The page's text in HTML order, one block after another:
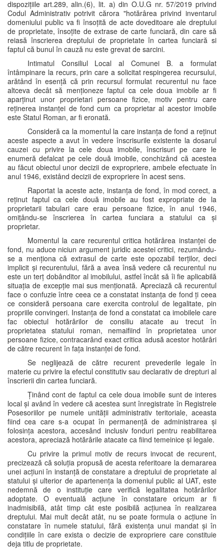
dispozițiile art.289, alin.(6), lit. a) din O.U.G nr. 57/2019 privind
Codul Administrativ potrivit cărora "hotărârea privind inventarul
domeniului public va fi însoțită de acte doveditoare ale dreptului
de proprietate, însoțite de extrase de carte funciară, din care să
reiasă înscrierea dreptului de proprietate în cartea funciară si
faptul că bunul în cauză nu este grevat de sarcini.
Intimatul Consiliul Local al Comunei B. a formulat
întâmpinare la recurs, prin care a solicitat respingerea recursului,
arătând în esență că prin recursul formulat recurentul nu face
altceva decât să menționeze faptul ca cele doua imobile ar fi
aparținut unor proprietari persoane fizice, motiv pentru care
reținerea instanței de fond cum ca proprietar al acestor imobile
este Statul Roman, ar fi eronată.
Consideră ca la momentul la care instanța de fond a reținut
aceste aspecte a avut în vedere înscrisurile existente la dosarul
cauzei cu privire la cele doua imobile, înscrisuri pe care le
enumeră defalcat pe cele două imobile, conchizând că acestea
au făcut obiectul unor decizii de expropriere, ambele efectuate în
anul 1946, existând decizii de expropriere în acest sens.
Raportat la aceste acte, instanța de fond, în mod corect, a
reținut faptul ca cele două imobile au fost expropriate de la
proprietarii tabulari care erau persoane fizice, în anul 1946,
omițându-se înscrierea în cartea funciara a statului ca și
proprietar.
Momentul la care recurentul critica hotărârea instanței de
fond, nu aduce niciun argument juridic acestei critici, rezumându-
se a menționa că extrasul de carte este opozabil terților, deci
implicit și recurentului, fără a avea însă vedere că recurentul nu
este un terț dobânditor al imobilului, astfel încât să îi fie aplicabilă
situația de excepție mai sus menționată. Apreciază că recurentul
face o confuzie între ceea ce a constatat instanța de fond ți ceea
ce consideră persoana care exercita controlul de legalitate, pin
propriile convingeri. Instanța de fond a constatat ca imobilele care
fac obiectul hotărârilor de consiliu atacate au trecut în
proprietatea statului roman, nemaifiind în proprietatea unor
persoane fizice, contracarând exact critica adusă acestor hotărâri
de către recurent în fața instanței de fond.
Se neglijează de către recurent prevederile legale în
materie cu privire la efectul constitutiv sau declarativ de drepturi al
înscrierii din cartea funciară.
Ținând cont de faptul ca cele doua imobile sunt de interes
local și având în vedere că acestea sunt înregistrate în Registrele
Posesoriilor pe numele unității administrativ teritoriale, aceasta
fiind cea care s-a ocupat în permanență de administrarea și
folosința acestora, accesând inclusiv fonduri pentru reabilitarea
acestora, apreciază hotărârile atacate ca fiind temeinice și legale.
Cu privire la primul motiv de recurs invocat de recurent,
precizează că soluția propusă de acesta referitoare la demararea
unei acțiuni în instanță de constatare a dreptului de proprietate al
statului și ulterior de apartenența la domeniul public al UAT, este
nedemnă de o instituție care verifică legalitatea hotărârilor
adoptate. O eventuală acțiune în constatare oricum ar fi
inadmisibilă, atât timp cât este posibilă acțiunea în realizarea
dreptului. Mai mult decât atât, nu se poate formula o acțiune în
constatare în numele statului, fără existența unui mandat și în
condițiile în care exista o decizie de expropriere care constituie
deja titlu de proprietate.